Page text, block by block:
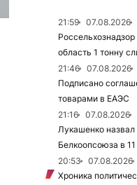
21:59 07.08.2026
область 1 тонну
21:46
07.08.2026
Подписано
товарами в ЕАЭС
21:16
07.08.2026
Лукашенко
Белкоопсоюза в 11
20:53
07.08.2026
Хроника